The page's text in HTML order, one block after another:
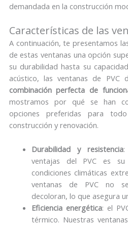
demandada en la construcción
Características de las
A continuación, te presentamos
de estas ventanas una opción
su durabilidad hasta su
acústico, las ventanas de
combinación perfecta de
mostramos por qué se han
opciones preferidas para
construcción y renovación.
Durabilidad y resistencia
ventajas del PVC es
condiciones climáticas
ventanas de PVC no
decoloran, lo que asegura
Eficiencia energética: el
térmico. Nuestras